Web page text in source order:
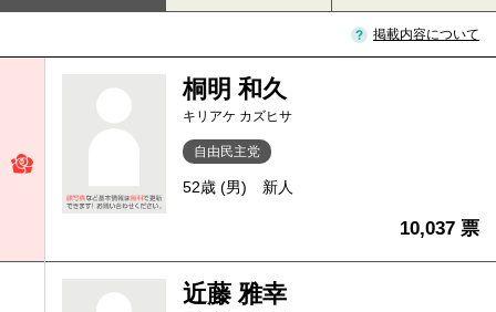
掲載内容について
桐明 和久
キリアケ カズヒサ
自由民主党
52歳 (男) 新人
10,037 票
近藤 雅幸